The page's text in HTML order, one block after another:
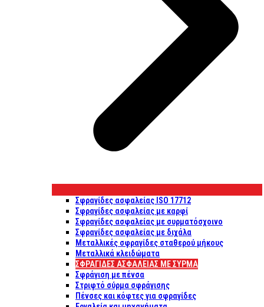
Σφραγίδες ασφαλείας ISO 17712
Σφραγίδες ασφαλείας με καρφί
Σφραγίδες ασφαλείας με συρματόσχοινο
Σφραγίδες ασφαλείας με διχάλα
Μεταλλικές σφραγίδες σταθερού μήκους
Μεταλλικά κλειδώματα
ΣΦΡΑΓΊΔΕΣ ΑΣΦΑΛΕΊΑΣ ΜΕ ΣΎΡΜΑ
Σφράγιση με πένσα
Στριφτό σύρμα σφράγισης
Πένσες και κόφτες για σφραγίδες